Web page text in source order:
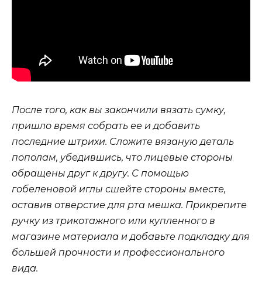
После того, как вы закончили вязать сумку,
пришло время собрать ее и добавить
последние штрихи. Сложите вязаную деталь
пополам, убедившись, что лицевые стороны
обращены друг к другу. С помощью
гобеленовой иглы сшейте стороны вместе,
оставив отверстие для рта мешка. Прикрепите
ручку из трикотажного или купленного в
магазине материала и добавьте подкладку для
большей прочности и профессионального
вида.